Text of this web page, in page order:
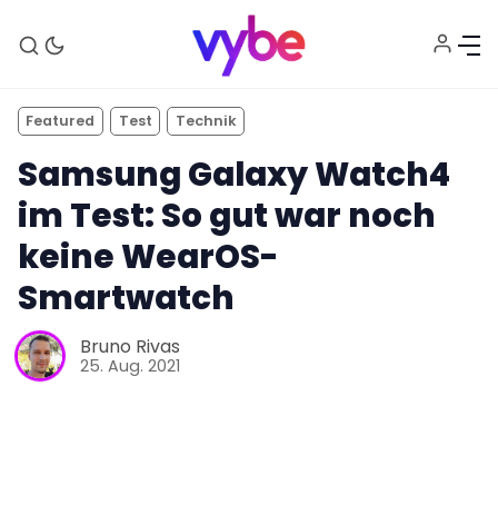
Featured Test Technik
Samsung Galaxy Watch4
im Test: So gut war noch
keine WearOS-
Smartwatch
Bruno Rivas
25. Aug. 2021